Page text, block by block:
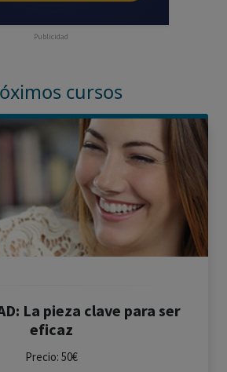
Publicidad
cursos
La pieza clave para ser
eficaz
Precio: 50€